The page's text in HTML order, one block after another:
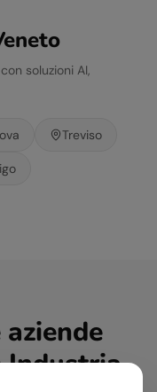
soluzioni AI,
Treviso
Industria